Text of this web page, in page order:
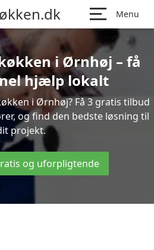
Menu
i Ørnhøj – få
hjælp lokalt
i Ørnhøj? Få 3 gratis tilbud
og find den bedste løsning til
projekt.
og uforpligtende